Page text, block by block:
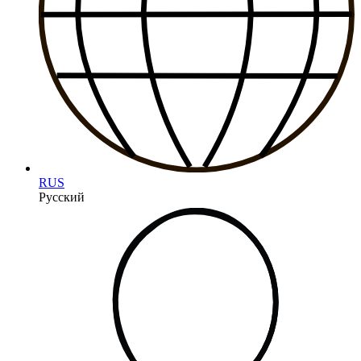
RUS
Русский